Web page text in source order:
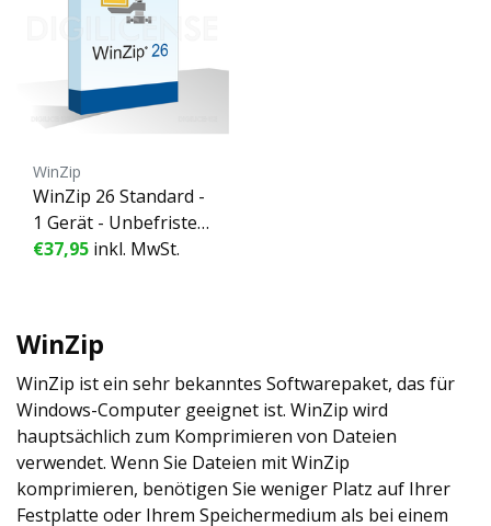
WinZip
WinZip 26 Standard -
1 Gerät - Unbefristet
e Lizenz
€37,95 inkl. MwSt.
WinZip
WinZip ist ein sehr bekanntes Softwarepaket, das für
Windows-Computer geeignet ist. WinZip wird
hauptsächlich zum Komprimieren von Dateien
verwendet. Wenn Sie Dateien mit WinZip
komprimieren, benötigen Sie weniger Platz auf Ihrer
Festplatte oder Ihrem Speichermedium als bei einem